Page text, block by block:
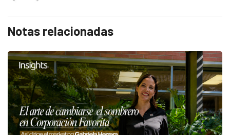
Notas relacionadas